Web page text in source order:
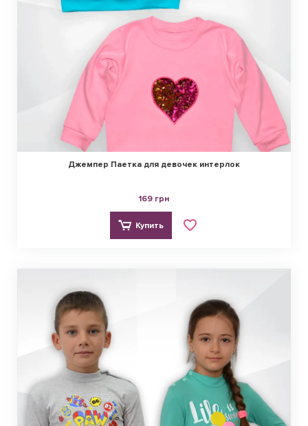
Джемпер Паетка для девочек интерлок
169 грн
Купить